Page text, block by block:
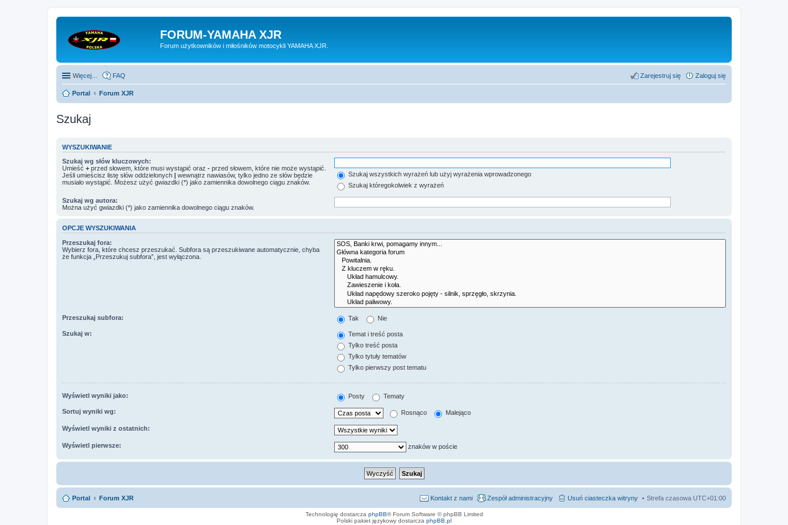
FORUM-YAMAHA XJR
Forum użytkowników i miłośników motocykli YAMAHA XJR.
Więcej… FAQ Zaloguj się
Zarejestruj się
Portal Forum XJR
Szukaj
WYSZUKIWANIE
Szukaj wg słów kluczowych:
Umieść + przed słowem, które musi wystąpić oraz - przed słowem, które nie może wystąpić.
Jeśli umieścisz listę słów oddzielonych | wewnątrz nawiasów, tylko jedno ze słów będzie
musiało wystąpić. Możesz użyć gwiazdki (*) jako zamiennika dowolnego ciągu znaków.
Szukaj wszystkich wyrażeń lub użyj wyrażenia wprowadzonego
Szukaj któregokolwiek z wyrażeń
Szukaj wg autora:
Można użyć gwiazdki (*) jako zamiennika dowolnego ciągu znaków.
OPCJE WYSZUKIWANIA
Przeszukaj fora:
Wybierz fora, które chcesz przeszukać. Subfora są przeszukiwane automatycznie, chyba
że funkcja „Przeszukuj subfora”, jest wyłączona.
Przeszukaj subfora: Tak Nie
Szukaj w:
Temat i treść posta
Tylko treść posta
Tylko tytuły tematów
Tylko pierwszy post tematu
Wyświetl wyniki jako: Posty Tematy
Sortuj wyniki wg: Rosnąco Malejąco
Wyświetl wyniki z ostatnich:
Wyświetl pierwsze: znaków w poście
Portal Forum XJR Strefa czasowa UTC+01:00
Usuń ciasteczka witryny
Zespół administracyjny
Kontakt z nami
Technologię dostarcza phpBB® Forum Software © phpBB Limited
Polski pakiet językowy dostarcza phpBB.pl